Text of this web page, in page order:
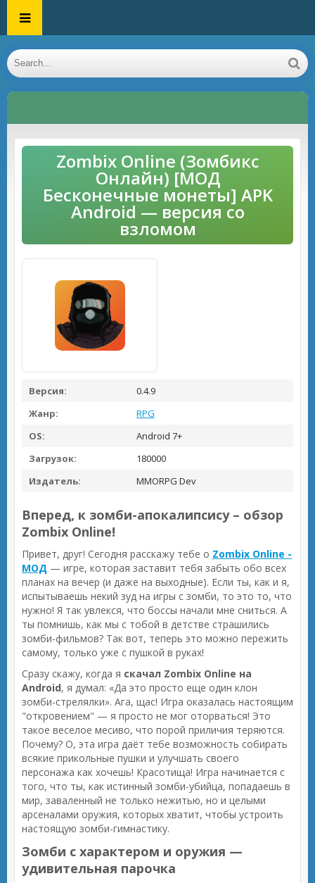
Zombix Online (Зомбикс
Онлайн) [МОД
Бесконечные монеты] APK
Android — версия со
взломом
Версия:
0.4.9
Жанр:
RPG
OS:
Android 7+
Загрузок:
180000
Издатель:
MMORPG Dev
Вперед, к зомби-апокалипсису – обзор
Zombix Online!
Привет, друг! Сегодня расскажу тебе о Zombix Online -
МОД — игре, которая заставит тебя забыть обо всех
планах на вечер (и даже на выходные). Если ты, как и я,
испытываешь некий зуд на игры с зомби, то это то, что
нужно! Я так увлекся, что боссы начали мне сниться. А
ты помнишь, как мы с тобой в детстве страшились
зомби-фильмов? Так вот, теперь это можно пережить
самому, только уже с пушкой в руках!
Сразу скажу, когда я скачал Zombix Online на
Android, я думал: «Да это просто еще один клон
зомби-стрелялки». Ага, щас! Игра оказалась настоящим
"откровением" — я просто не мог оторваться! Это
такое веселое месиво, что порой приличия теряются.
Почему? О, эта игра даёт тебе возможность собирать
всякие прикольные пушки и улучшать своего
персонажа как хочешь! Красотища! Игра начинается с
того, что ты, как истинный зомби-убийца, попадаешь в
мир, заваленный не только нежитью, но и целыми
арсеналами оружия, которых хватит, чтобы устроить
настоящую зомби-гимнастику.
Зомби с характером и оружия —
удивительная парочка